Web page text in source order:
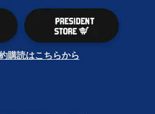
購読はこちらから